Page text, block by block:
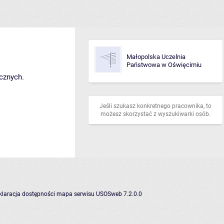
Małopolska Uczelnia
Państwowa w Oświęcimiu
Jeśli szukasz konkretnego pracownika, to
możesz skorzystać z wyszukiwarki osób.
dostępności mapa serwisu USOSweb 7.2.0.0